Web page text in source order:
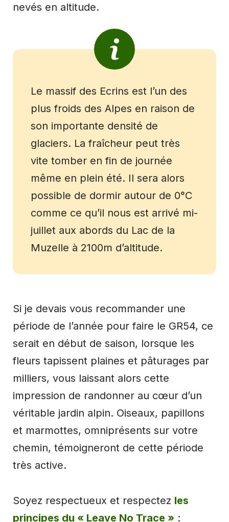
nevés en altitude.
Le massif des Ecrins est l’un des
plus froids des Alpes en raison de
son importante densité de
glaciers. La fraîcheur peut très
vite tomber en fin de journée
même en plein été. Il sera alors
possible de dormir autour de 0°C
comme ce qu’il nous est arrivé mi-
juillet aux abords du Lac de la
Muzelle à 2100m d’altitude.
Si je devais vous recommander une
période de l’année pour faire le GR54, ce
serait en début de saison, lorsque les
fleurs tapissent plaines et pâturages par
milliers, vous laissant alors cette
impression de randonner au cœur d’un
véritable jardin alpin. Oiseaux, papillons
et marmottes, omniprésents sur votre
chemin, témoigneront de cette période
très active.
Soyez respectueux et respectez les
principes du « Leave No Trace » :